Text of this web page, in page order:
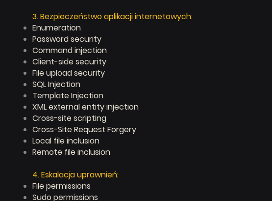
3. Bezpieczeństwo aplikacji internetowych:
Enumeration​
Password security​
Command injection​
Client-side security​
File upload security​
SQL Injection​
Template Injection​
XML external entity injection​
Cross-site scripting​
Cross-Site Request Forgery​
Local file inclusion​
Remote file inclusion
4. Eskalacja uprawnień:
File permissions
Sudo permissions